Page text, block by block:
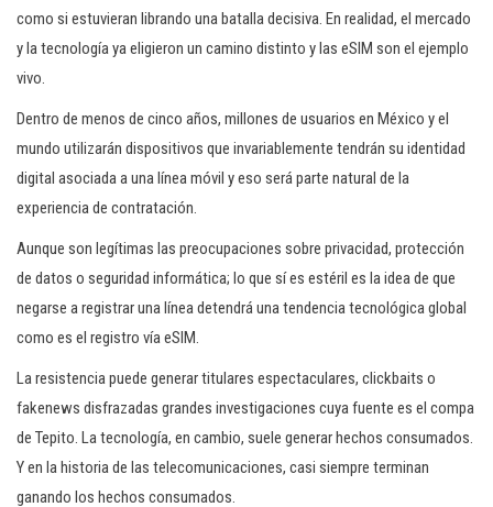
como si estuvieran librando una batalla decisiva. En realidad, el mercado
y la tecnología ya eligieron un camino distinto y las eSIM son el ejemplo
vivo.
Dentro de menos de cinco años, millones de usuarios en México y el
mundo utilizarán dispositivos que invariablemente tendrán su identidad
digital asociada a una línea móvil y eso será parte natural de la
experiencia de contratación.
Aunque son legítimas las preocupaciones sobre privacidad, protección
de datos o seguridad informática; lo que sí es estéril es la idea de que
negarse a registrar una línea detendrá una tendencia tecnológica global
como es el registro vía eSIM.
La resistencia puede generar titulares espectaculares, clickbaits o
fakenews disfrazadas grandes investigaciones cuya fuente es el compa
de Tepito. La tecnología, en cambio, suele generar hechos consumados.
Y en la historia de las telecomunicaciones, casi siempre terminan
ganando los hechos consumados.